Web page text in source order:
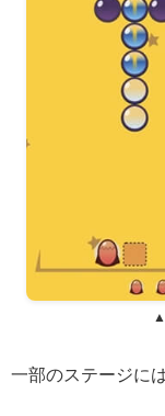
一部のステージに